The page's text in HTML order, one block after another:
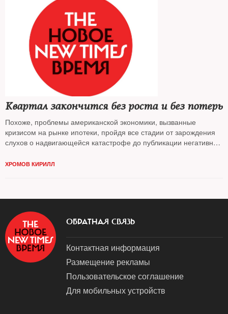
Квартал закончится без роста и без потерь
Похоже, проблемы американской экономики, вызванные
кризисом на рынке ипотеки, пройдя все стадии от зарождения
слухов о надвигающейся катастрофе до публикации негативных
ХРОМОВ КИРИЛЛ
ОБРАТНАЯ СВЯЗЬ
Контактная информация
Размещение рекламы
Пользовательское соглашение
Для мобильных устройств